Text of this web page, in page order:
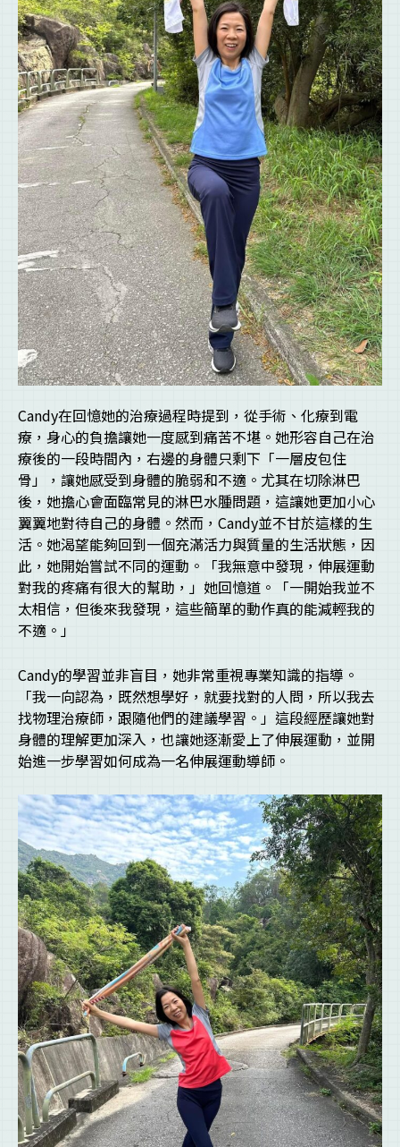
Candy在回憶她的治療過程時提到，從手術、化療到電
療，身心的負擔讓她一度感到痛苦不堪。她形容自己在治
療後的一段時間內，右邊的身體只剩下「一層皮包住
骨」，讓她感受到身體的脆弱和不適。尤其在切除淋巴
後，她擔心會面臨常見的淋巴水腫問題，這讓她更加小心
翼翼地對待自己的身體。然而，Candy並不甘於這樣的生
活。她渴望能夠回到一個充滿活力與質量的生活狀態，因
此，她開始嘗試不同的運動。「我無意中發現，伸展運動
對我的疼痛有很大的幫助，」她回憶道。「一開始我並不
太相信，但後來我發現，這些簡單的動作真的能減輕我的
不適。」
Candy的學習並非盲目，她非常重視專業知識的指導。
「我一向認為，既然想學好，就要找對的人問，所以我去
找物理治療師，跟隨他們的建議學習。」這段經歷讓她對
身體的理解更加深入，也讓她逐漸愛上了伸展運動，並開
始進一步學習如何成為一名伸展運動導師。